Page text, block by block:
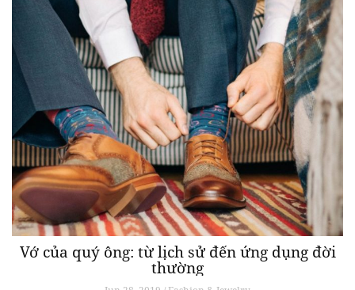
Vớ của quý ông: từ lịch sử đến ứng dụng đời
thường